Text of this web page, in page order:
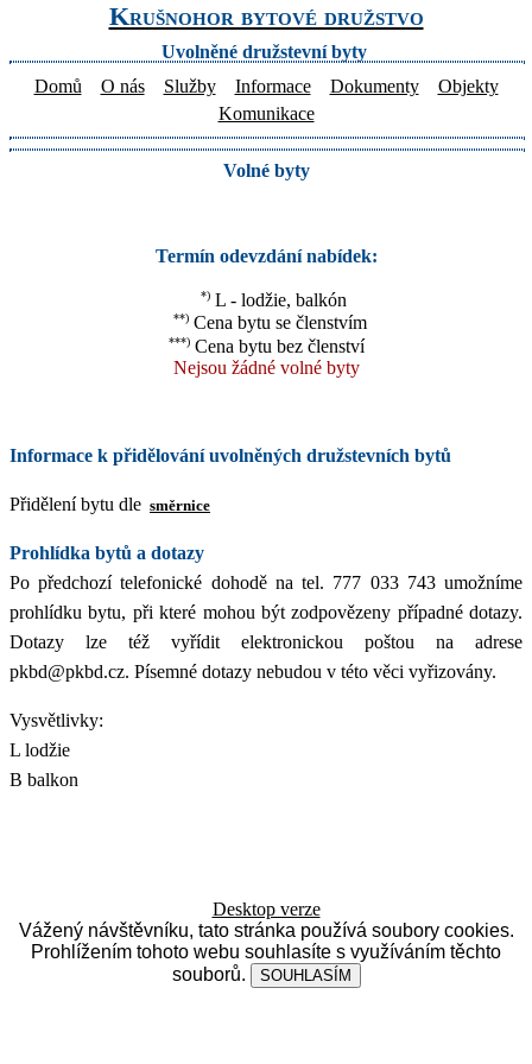
Krušnohor bytové družstvo
Uvolněné družstevní byty
Domů
O nás Služby Informace Dokumenty
Objekty
Komunikace
Volné byty
Termín odevzdání nabídek:
*)L - lodžie, balkón
**)Cena bytu se členstvím
***)Cena bytu bez členství
Nejsou žádné volné byty
Informace k přidělování uvolněných družstevních bytů
Přidělení bytu dle směrnice
Prohlídka bytů a dotazy
Po předchozí telefonické dohodě na tel. 777 033 743 umožníme
prohlídku bytu, při které mohou být zodpovězeny případné dotazy.
Dotazy lze též vyřídit elektronickou poštou na adrese
pkbd@pkbd.cz. Písemné dotazy nebudou v této věci vyřizovány.
Vysvětlivky:
L lodžie
B balkon
Desktop verze
Vážený návštěvníku, tato stránka používá soubory cookies.
Prohlížením tohoto webu souhlasíte s využíváním těchto
souborů.
SOUHLASÍM